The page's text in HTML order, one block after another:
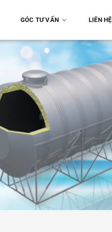
GÓC TƯ VẤN LIÊN HỆ